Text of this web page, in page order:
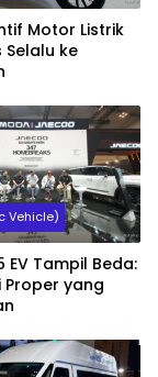
Motor Listrik
Selalu ke
Vehicle)
EV Tampil Beda:
Proper yang